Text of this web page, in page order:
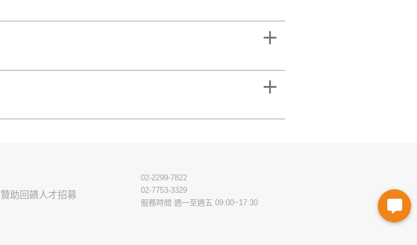
贊助回饋人才招募
02-2299-7822
02-7753-3329
服務時間 週一至週五 09:00~17:30